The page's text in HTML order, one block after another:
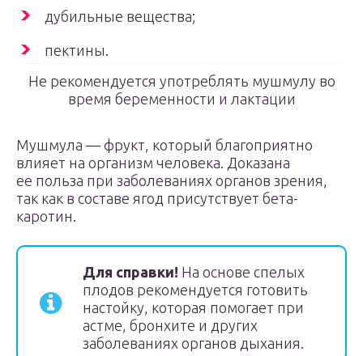
дубильные вещества;
пектины.
Не рекомендуется употреблять мушмулу во
время беременности и лактации
Мушмула — фрукт, который благоприятно
влияет на организм человека. Доказана
ее польза при заболеваниях органов зрения,
так как в составе ягод присутствует бета-
каротин.
Для справки! На основе спелых
плодов рекомендуется готовить
настойку, которая помогает при
астме, бронхите и других
заболеваниях органов дыхания.